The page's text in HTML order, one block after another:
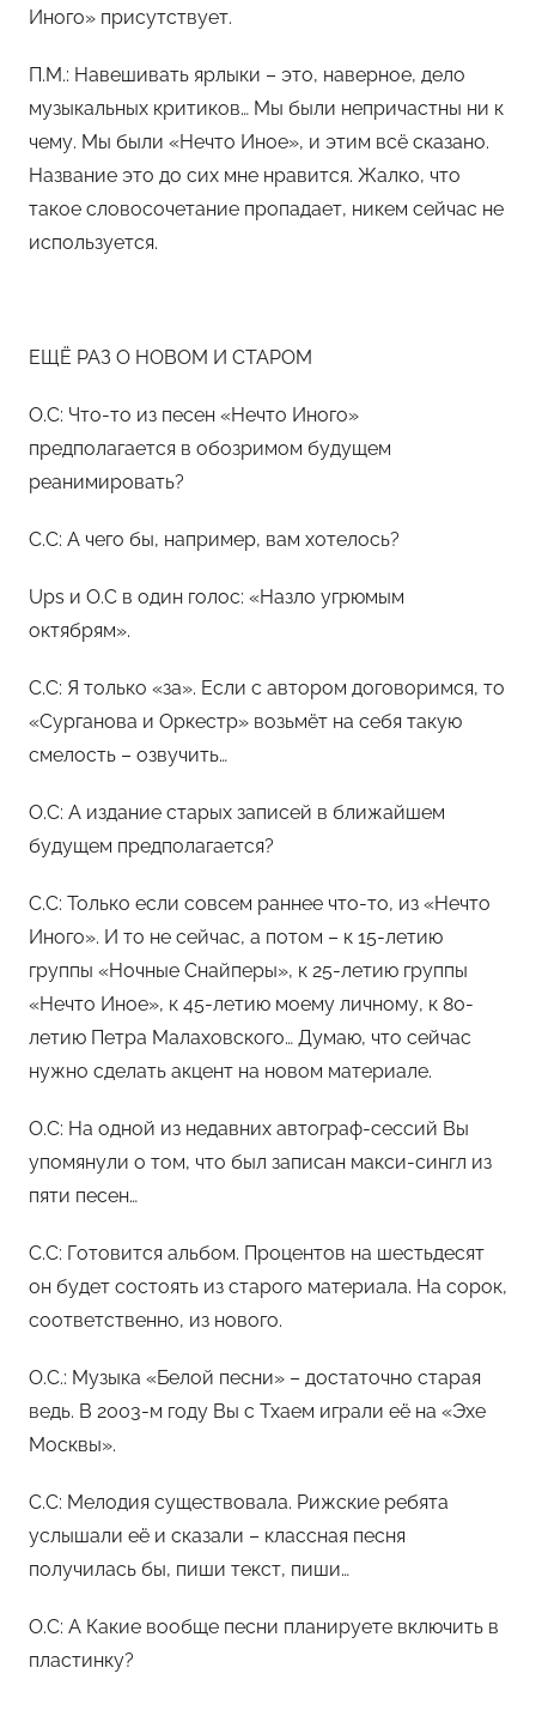
Иного» присутствует.
П.М.: Навешивать ярлыки – это, наверное, дело
музыкальных критиков… Мы были непричастны ни к
чему. Мы были «Нечто Иное», и этим всё сказано.
Название это до сих мне нравится. Жалко, что
такое словосочетание пропадает, никем сейчас не
используется.
ЕЩЁ РАЗ О НОВОМ И СТАРОМ
О.С: Что-то из песен «Нечто Иного»
предполагается в обозримом будущем
реанимировать?
С.С: А чего бы, например, вам хотелось?
Ups и О.С в один голос: «Назло угрюмым
октябрям».
С.С: Я только «за». Если с автором договоримся, то
«Сурганова и Оркестр» возьмёт на себя такую
смелость – озвучить…
О.С: А издание старых записей в ближайшем
будущем предполагается?
С.С: Только если совсем раннее что-то, из «Нечто
Иного». И то не сейчас, а потом – к 15-летию
группы «Ночные Снайперы», к 25-летию группы
«Нечто Иное», к 45-летию моему личному, к 80-
летию Петра Малаховского… Думаю, что сейчас
нужно сделать акцент на новом материале.
О.С: На одной из недавних автограф-сессий Вы
упомянули о том, что был записан макси-сингл из
пяти песен…
С.С: Готовится альбом. Процентов на шестьдесят
он будет состоять из старого материала. На сорок,
соответственно, из нового.
O.С.: Музыка «Белой песни» – достаточно старая
ведь. В 2003-м году Вы с Тхаем играли её на «Эхе
Москвы».
С.С: Мелодия существовала. Рижские ребята
услышали её и сказали – классная песня
получилась бы, пиши текст, пиши…
О.С: А Какие вообще песни планируете включить в
пластинку?